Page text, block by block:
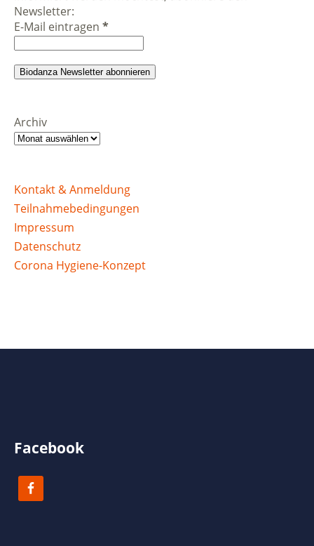
Newsletter:
E-Mail eintragen *
Archiv
Kontakt & Anmeldung
Teilnahmebedingungen
Impressum
Datenschutz
Corona Hygiene-Konzept
Facebook